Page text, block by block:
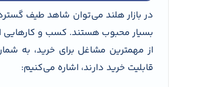
در بازار هلند می‌توان شاهد طیف
بسیار محبوب هستند. کسب و کارهایی
از مهمترین مشاغل برای خرید، به
قابلیت خرید دارند، اشاره می‌کنیم: